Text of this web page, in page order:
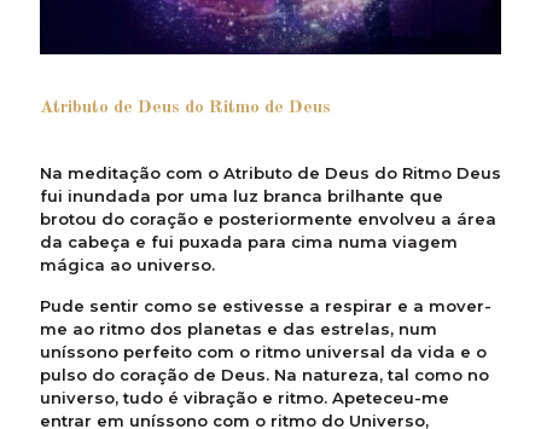
Atributo de Deus do Ritmo de Deus
Na meditação com o Atributo de Deus do Ritmo Deus
fui inundada por uma luz branca brilhante que
brotou do coração e posteriormente envolveu a área
da cabeça e fui puxada para cima numa viagem
mágica ao universo.
Pude sentir como se estivesse a respirar e a mover-
me ao ritmo dos planetas e das estrelas, num
uníssono perfeito com o ritmo universal da vida e o
pulso do coração de Deus. Na natureza, tal como no
universo, tudo é vibração e ritmo. Apeteceu-me
entrar em uníssono com o ritmo do Universo,